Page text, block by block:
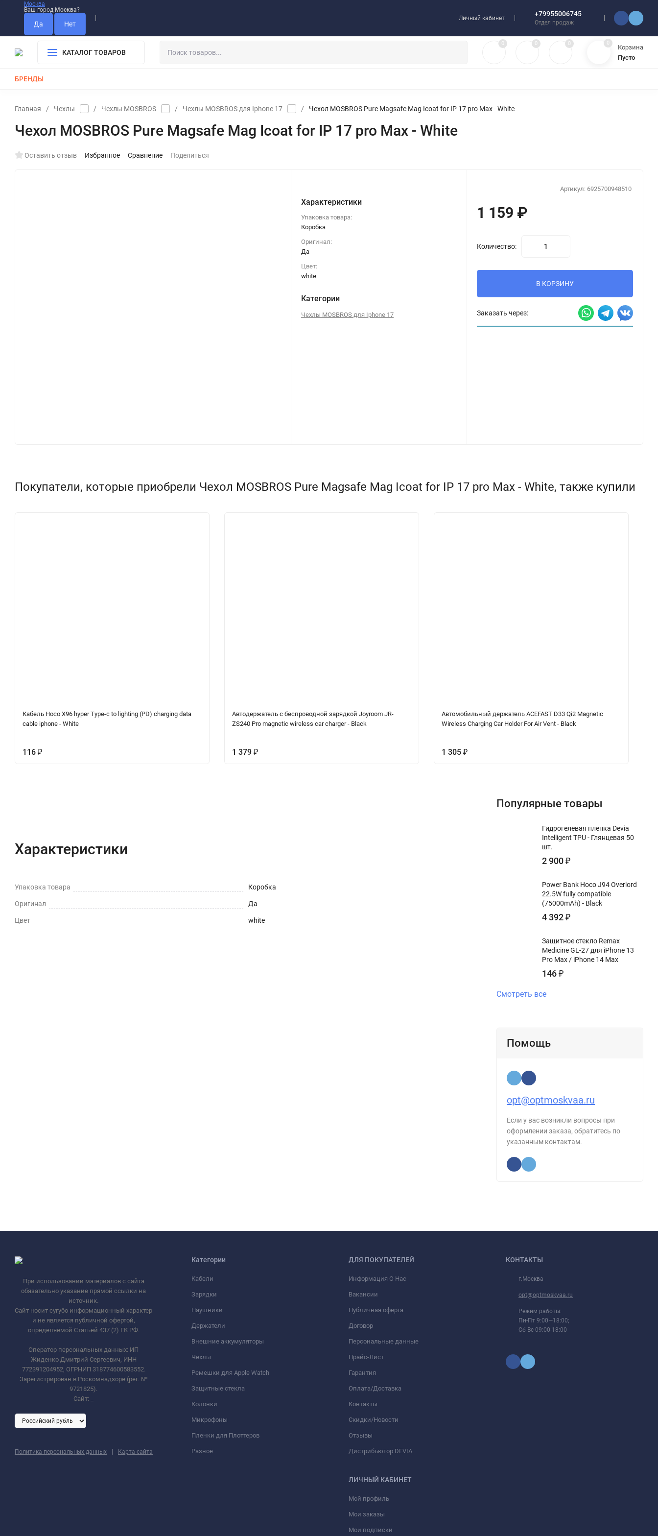
Москва
Ваш город Москва?
Личный кабинет
+79955006745
Отдел продаж
КАТАЛОГ ТОВАРОВ
0 0 0 0
Корзина
Пусто
БРЕНДЫ
Главная / Чехлы / Чехлы MOSBROS / Чехлы MOSBROS для Iphone 17 / Чехол MOSBROS Pure Magsafe Mag Icoat for IP 17 pro Max - White
Чехол MOSBROS Pure Magsafe Mag Icoat for IP 17 pro Max - White
Оставить отзыв Избранное Сравнение Поделиться
Характеристики
Упаковка товара:
Коробка
Оригинал:
Да
Цвет:
white
Категории
Чехлы MOSBROS для Iphone 17
Артикул: 6925700948510
1 159 ₽
Количество:
В КОРЗИНУ
Заказать через:
Покупатели, которые приобрели Чехол MOSBROS Pure Magsafe Mag Icoat for IP 17 pro Max - White, также купили
Кабель Hoco X96 hyper Type-c to lighting (PD) charging data
cable iphone - White
116 ₽
Автодержатель с беспроводной зарядкой Joyroom JR-
ZS240 Pro magnetic wireless car charger - Black
1 379 ₽
Автомобильный держатель ACEFAST D33 Qi2 Magnetic
Wireless Charging Car Holder For Air Vent - Black
1 305 ₽
Характеристики
Упаковка товара Коробка
Оригинал Да
Цвет white
Популярные товары
Гидрогелевая пленка Devia
Intelligent TPU - Глянцевая 50
шт.
2 900₽
Power Bank Hoco J94 Overlord
22.5W fully compatible
(75000mAh) - Black
4 392₽
Защитное стекло Remax
Medicine GL-27 для iPhone 13
Pro Max / iPhone 14 Max
146₽
Смотреть все
Помощь
opt@optmoskvaa.ru
Если у вас возникли вопросы при
оформлении заказа, обратитесь по
указанным контактам.
При использовании материалов с сайта
обязательно указание прямой ссылки на
источник.
Сайт носит сугубо информационный характер
и не является публичной офертой,
определяемой Статьей 437 (2) ГК РФ.
Оператор персональных данных: ИП
Жиденко Дмитрий Сергеевич, ИНН
772391204952, ОГРНИП 318774600583552.
Зарегистрирован в Роскомнадзоре (рег. №
9721825).
Сайт:
Политика персональных данных | Карта сайта
Категории
Кабели
Зарядки
Наушники
Держатели
Внешние аккумуляторы
Чехлы
Ремешки для Apple Watch
Защитные стекла
Колонки
Микрофоны
Пленки для Плоттеров
Разное
ДЛЯ ПОКУПАТЕЛЕЙ
Информация О Нас
Вакансии
Публичная оферта
Договор
Персональные данные
Прайс-Лист
Гарантия
Оплата/Доставка
Контакты
Скидки/Новости
Отзывы
Дистрибьютор DEVIA
ЛИЧНЫЙ КАБИНЕТ
Мой профиль
Мои заказы
Мои подписки
КОНТАКТЫ
г.Москва
opt@optmoskvaa.ru
Режим работы:
Пн-Пт 9:00—18:00;
Сб-Вс 09:00-18:00